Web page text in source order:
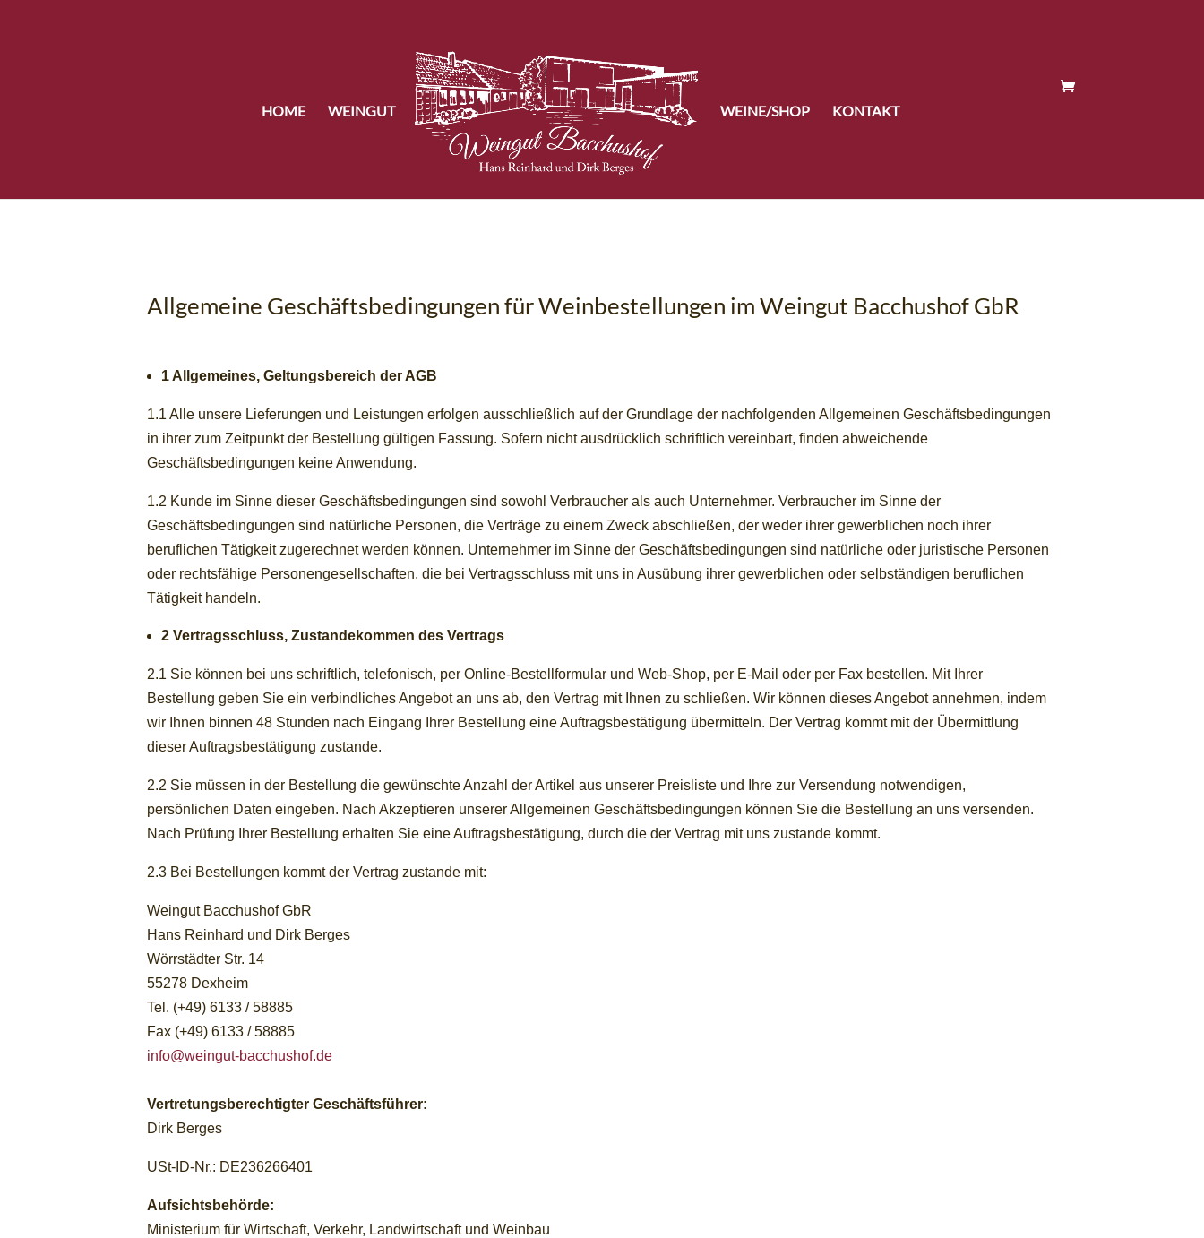
HOME WEINGUT WEINE/SHOP KONTAKT
Allgemeine Geschäftsbedingungen für Weinbestellungen im Weingut Bacchushof GbR
1 Allgemeines, Geltungsbereich der AGB
1.1 Alle unsere Lieferungen und Leistungen erfolgen ausschließlich auf der Grundlage der nachfolgenden Allgemeinen Geschäftsbedingungen
in ihrer zum Zeitpunkt der Bestellung gültigen Fassung. Sofern nicht ausdrücklich schriftlich vereinbart, finden abweichende
Geschäftsbedingungen keine Anwendung.
1.2 Kunde im Sinne dieser Geschäftsbedingungen sind sowohl Verbraucher als auch Unternehmer. Verbraucher im Sinne der
Geschäftsbedingungen sind natürliche Personen, die Verträge zu einem Zweck abschließen, der weder ihrer gewerblichen noch ihrer
beruflichen Tätigkeit zugerechnet werden können. Unternehmer im Sinne der Geschäftsbedingungen sind natürliche oder juristische Personen
oder rechtsfähige Personengesellschaften, die bei Vertragsschluss mit uns in Ausübung ihrer gewerblichen oder selbständigen beruflichen
Tätigkeit handeln.
2 Vertragsschluss, Zustandekommen des Vertrags
2.1 Sie können bei uns schriftlich, telefonisch, per Online-Bestellformular und Web-Shop, per E-Mail oder per Fax bestellen. Mit Ihrer
Bestellung geben Sie ein verbindliches Angebot an uns ab, den Vertrag mit Ihnen zu schließen. Wir können dieses Angebot annehmen, indem
wir Ihnen binnen 48 Stunden nach Eingang Ihrer Bestellung eine Auftragsbestätigung übermitteln. Der Vertrag kommt mit der Übermittlung
dieser Auftragsbestätigung zustande.
2.2 Sie müssen in der Bestellung die gewünschte Anzahl der Artikel aus unserer Preisliste und Ihre zur Versendung notwendigen,
persönlichen Daten eingeben. Nach Akzeptieren unserer Allgemeinen Geschäftsbedingungen können Sie die Bestellung an uns versenden.
Nach Prüfung Ihrer Bestellung erhalten Sie eine Auftragsbestätigung, durch die der Vertrag mit uns zustande kommt.
2.3 Bei Bestellungen kommt der Vertrag zustande mit:
Weingut Bacchushof GbR
Hans Reinhard und Dirk Berges
Wörrstädter Str. 14
55278 Dexheim
Tel. (+49) 6133 / 58885
Fax (+49) 6133 / 58885
info@weingut-bacchushof.de
Vertretungsberechtigter Geschäftsführer:
Dirk Berges
USt-ID-Nr.: DE236266401
Aufsichtsbehörde:
Ministerium für Wirtschaft, Verkehr, Landwirtschaft und Weinbau